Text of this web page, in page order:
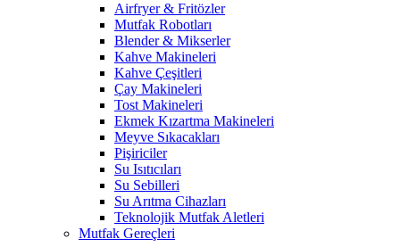
Airfryer & Fritözler
Mutfak Robotları
Blender & Mikserler
Kahve Makineleri
Kahve Çeşitleri
Çay Makineleri
Tost Makineleri
Ekmek Kızartma Makineleri
Meyve Sıkacakları
Pişiriciler
Su Isıtıcıları
Su Sebilleri
Su Arıtma Cihazları
Teknolojik Mutfak Aletleri
Mutfak Gereçleri